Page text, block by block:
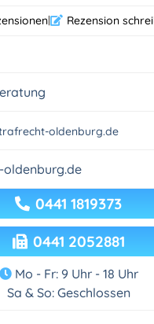
| Rezension
oldenburg.de
0441 1819373
0441 2052881
Mo - Fr: 9 Uhr - 18 Uhr
Sa & So: Geschlossen